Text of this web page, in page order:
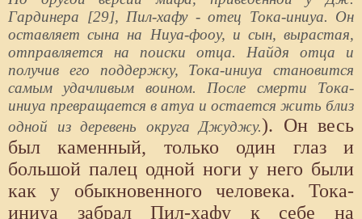
Гардинера [29], Пил-хафу - отец Тока-иниуа. Он
оставляет сына на Ниуа-фооу, и сын, вырастая,
отправляется на поиски отца. Найдя отца и
получив его поддержку, Тока-иниуа становится
самым удачливым воином. После смерти Тока-
иниуа превращается в атуа и остается жить близ
одной из деревень округа Джуджу.). Он весь
был каменный, только один глаз и
большой палец одной ноги у него были
как у обыкновенного человека. Тока-
иниуа забрал Пил-хафу к себе на